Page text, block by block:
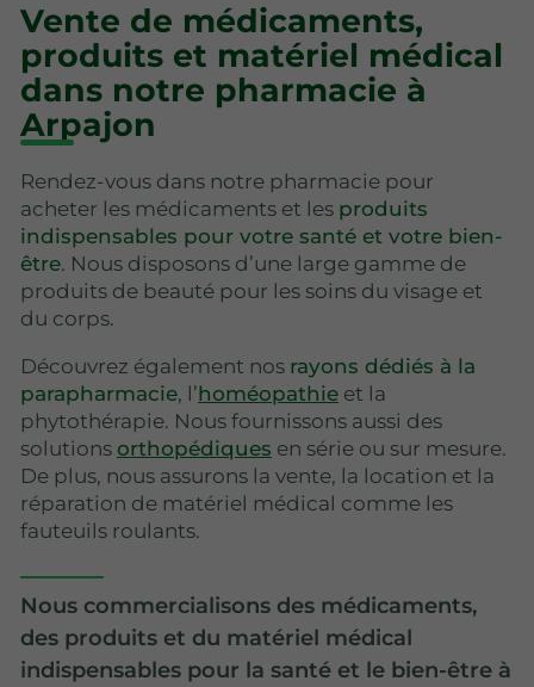
Vente de médicaments,
produits et matériel médical
dans notre pharmacie à
Arpajon
Rendez-vous dans notre pharmacie pour
acheter les médicaments et les produits
indispensables pour votre santé et votre bien-
être. Nous disposons d’une large gamme de
produits de beauté pour les soins du visage et
du corps.
Découvrez également nos rayons dédiés à la
parapharmacie, l’homéopathie et la
phytothérapie. Nous fournissons aussi des
solutions orthopédiques en série ou sur mesure.
De plus, nous assurons la vente, la location et la
réparation de matériel médical comme les
fauteuils roulants.
Nous commercialisons des médicaments,
des produits et du matériel médical
indispensables pour la santé et le bien-être à